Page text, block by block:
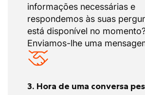
informações necessárias e
respondemos às suas
está disponível no
Enviamos-lhe uma
3. Hora de uma conversa